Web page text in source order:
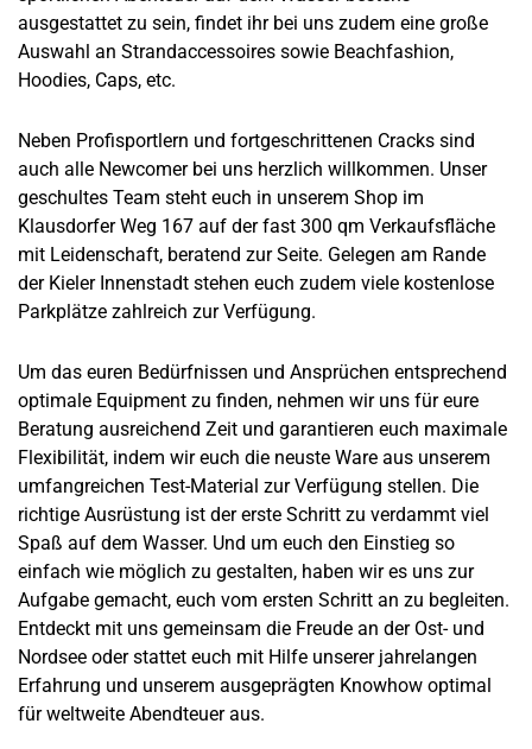
ausgestattet zu sein, findet ihr bei uns zudem eine große
Auswahl an Strandaccessoires sowie Beachfashion,
Hoodies, Caps, etc.
Neben Profisportlern und fortgeschrittenen Cracks sind
auch alle Newcomer bei uns herzlich willkommen. Unser
geschultes Team steht euch in unserem Shop im
Klausdorfer Weg 167 auf der fast 300 qm Verkaufsfläche
mit Leidenschaft, beratend zur Seite. Gelegen am Rande
der Kieler Innenstadt stehen euch zudem viele kostenlose
Parkplätze zahlreich zur Verfügung.
Um das euren Bedürfnissen und Ansprüchen entsprechend
optimale Equipment zu finden, nehmen wir uns für eure
Beratung ausreichend Zeit und garantieren euch maximale
Flexibilität, indem wir euch die neuste Ware aus unserem
umfangreichen Test-Material zur Verfügung stellen. Die
richtige Ausrüstung ist der erste Schritt zu verdammt viel
Spaß auf dem Wasser. Und um euch den Einstieg so
einfach wie möglich zu gestalten, haben wir es uns zur
Aufgabe gemacht, euch vom ersten Schritt an zu begleiten.
Entdeckt mit uns gemeinsam die Freude an der Ost- und
Nordsee oder stattet euch mit Hilfe unserer jahrelangen
Erfahrung und unserem ausgeprägten Knowhow optimal
für weltweite Abendteuer aus.